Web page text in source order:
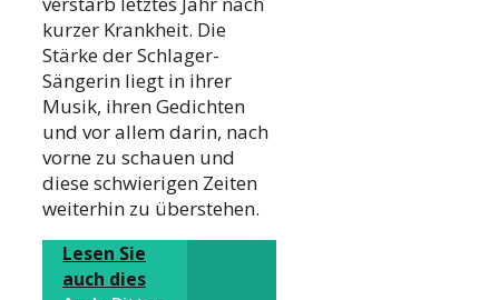
kurzer Krankheit. Die
Stärke der Schlager-
Sängerin liegt in ihrer
Musik, ihren Gedichten
und vor allem darin, nach
vorne zu schauen und
diese schwierigen Zeiten
weiterhin zu überstehen.
Lesen Sie
auch dies